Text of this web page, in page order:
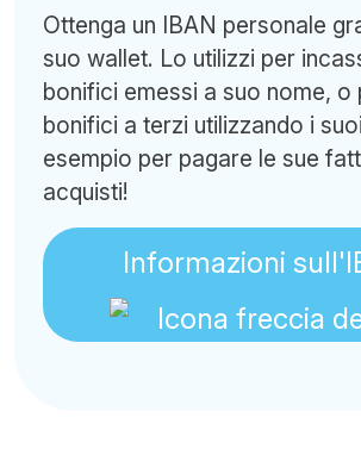
Ottenga un IBAN personale
suo wallet. Lo utilizzi per
bonifici emessi a suo nome, o
bonifici a terzi utilizzando i
esempio per pagare le sue
acquisti!
Informazioni